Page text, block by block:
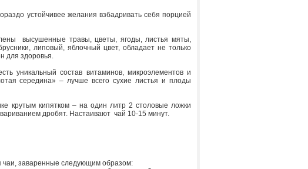
устойчивее желания взбадривать себя порцией
высушенные травы, цветы, ягоды, листья мяты,
липовый, яблочный цвет, обладает не только
для здоровья.
уникальный состав витаминов, микроэлементов и
середина» – лучше всего сухие листья и плоды
крутым кипятком – на один литр 2 столовые ложки
дробят. Настаивают чай 10-15 минут.
чаи, заваренные следующим образом: